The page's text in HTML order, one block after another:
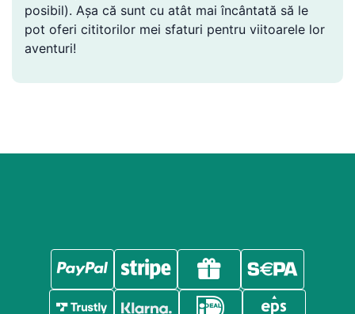
posibil). Așa că sunt cu atât mai încântată să le
pot oferi cititorilor mei sfaturi pentru viitoarele lor
aventuri!